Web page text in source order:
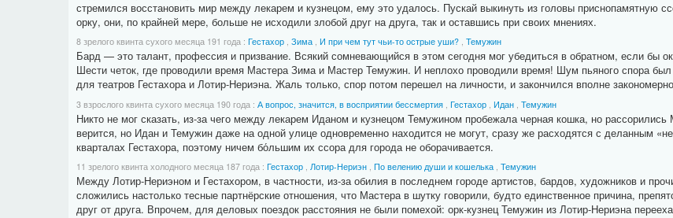
стремился восстановить мир между лекарем и кузнецом, ему это удалось. Пускай выкинуть из головы приснопамятную
орку, они, по крайней мере, больше не исходили злобой друг на друга, так и оставшись при своих мнениях.
8 зрелого квинта сухого месяца 191 года : Гестахор, Зима, И при чем тут чьи-то острые уши?, Темужин
Бард — это талант, профессия и призвание. Всякий сомневающийся в этом сегодня мог убедиться в обратном, если бы
Шести четок, где проводили время Мастера Зима и Мастер Темужин. И неплохо проводили время! Шум пьяного спора
для театров Гестахора и Лотир-Нериэна. Жаль только, спор потом перешел на личности, и закончился вполне
3 взрослого квинта сухого месяца 190 года : А вопрос, значится, в восприятии бессмертия, Гестахор, Идан, Темужин
Никто не мог сказать, из-за чего между лекарем Иданом и кузнецом Темужином пробежала черная кошка, но
верится, но Идан и Темужин даже на одной улице одновременно находится не могут, сразу же расходятся с деланным
кварталах Гестахора, поэтому ничем бо́льшим их ссора для города не оборачивается.
11 зрелого квинта холодного месяца 187 года : Гестахор, Лотир-Нериэн, По велению души и кошелька, Темужин
Между Лотир-Нериэном и Гестахором, в частности, из-за обилия в последнем городе артистов, бардов, художников и
сложились настолько тесные партнёрские отношения, что Мастера в шутку говорили, будто единственное причина,
друг от друга. Впрочем, для деловых поездок расстояния не были помехой: орк-кузнец Темужин из Лотир-Нериэна